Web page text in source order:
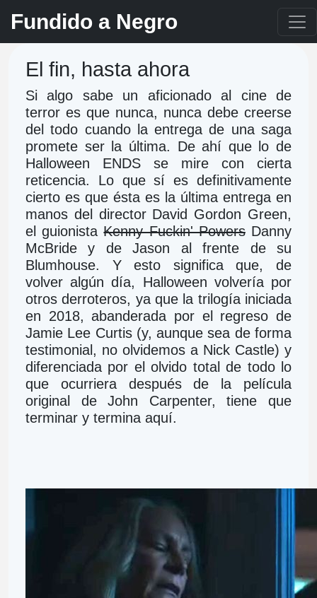
Fundido a Negro
El fin, hasta ahora
Si algo sabe un aficionado al cine de
terror es que nunca, nunca debe creerse
del todo cuando la entrega de una saga
promete ser la última. De ahí que lo de
Halloween ENDS se mire con cierta
reticencia. Lo que sí es definitivamente
cierto es que ésta es la última entrega en
manos del director David Gordon Green,
el guionista Kenny Fuckin' Powers Danny
McBride y de Jason al frente de su
Blumhouse. Y esto significa que, de
volver algún día, Halloween volvería por
otros derroteros, ya que la trilogía iniciada
en 2018, abanderada por el regreso de
Jamie Lee Curtis (y, aunque sea de forma
testimonial, no olvidemos a Nick Castle) y
diferenciada por el olvido total de todo lo
que ocurriera después de la película
original de John Carpenter, tiene que
terminar y termina aquí.